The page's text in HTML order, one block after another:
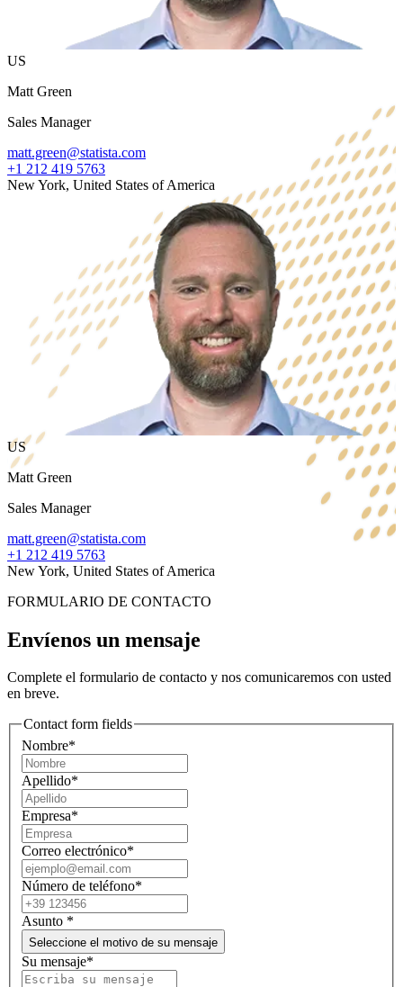
US
Matt Green
Sales Manager
matt.green@statista.com
+1 212 419 5763
New York, United States of America
US
Matt Green
Sales Manager
matt.green@statista.com
+1 212 419 5763
New York, United States of America
FORMULARIO DE CONTACTO
Envíenos un mensaje
Complete el formulario de contacto y nos comunicaremos con usted
en breve.
Contact form fields
Nombre*
Apellido*
Empresa*
Correo electrónico*
Número de teléfono*
Asunto *
Seleccione el motivo de su mensaje
Su mensaje*